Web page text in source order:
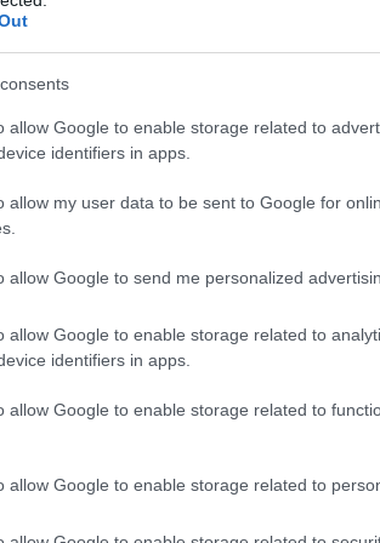
allow Google to enable storage related to
identifiers in apps.
allow my user data to be sent to Google for
allow Google to send me personalized
allow Google to enable storage related to
identifiers in apps.
allow Google to enable storage related to
allow Google to enable storage related to
úr és a vendéglátóink is kiemelték,
mivel a sportolás hozzájárul a mentális
események alapvetően a közös
hogy a BSI eseményein
befektetés a cégeknek, tekintettel
töltő dolgozók a
is folytatódik, a Budapest
pontokat gyűjteni a